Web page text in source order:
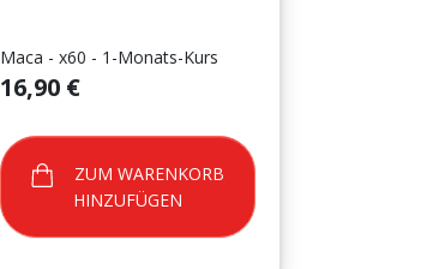
Maca - x60 - 1-Monats-Kurs
Preis
16,90 €
HINZUFÜGEN